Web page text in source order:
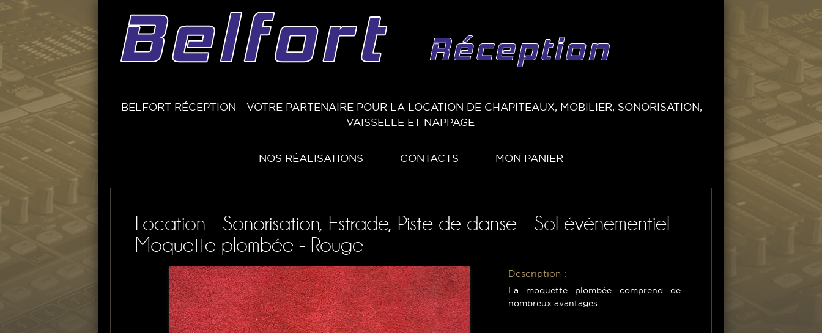
BELFORT RÉCEPTION - VOTRE PARTENAIRE POUR LA LOCATION DE CHAPITEAUX, MOBILIER, SONORISATION,
VAISSELLE ET NAPPAGE
NOS RÉALISATIONS CONTACTS MON PANIER
Location - Sonorisation, Estrade, Piste de danse - Sol événementiel -
Moquette plombée - Rouge
Description :
La moquette plombée comprend de
nombreux avantages :